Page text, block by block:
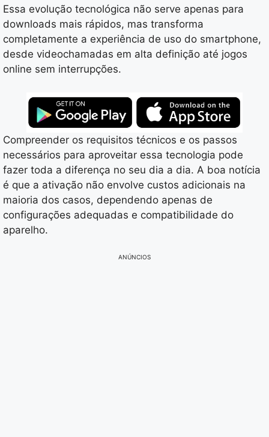
Essa evolução tecnológica não serve apenas para
downloads mais rápidos, mas transforma
completamente a experiência de uso do smartphone,
desde videochamadas em alta definição até jogos
online sem interrupções.
Compreender os requisitos técnicos e os passos
necessários para aproveitar essa tecnologia pode
fazer toda a diferença no seu dia a dia. A boa notícia
é que a ativação não envolve custos adicionais na
maioria dos casos, dependendo apenas de
configurações adequadas e compatibilidade do
aparelho.
ANÚNCIOS